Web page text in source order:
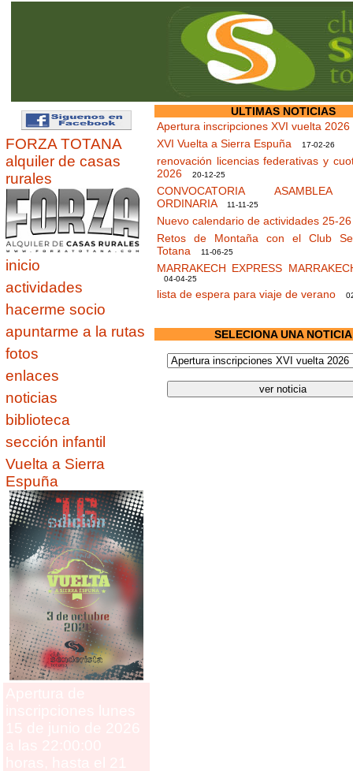
FORZA TOTANA
alquiler de casas
rurales
inicio
actividades
hacerme socio
apuntarme a la rutas
fotos
enlaces
noticias
biblioteca
sección infantil
Vuelta a Sierra
Espuña
ULTIMAS NOTICIAS
Apertura inscripciones XVI vuelta 2026
XVI Vuelta a Sierra Espuña
17-02-26
renovación licencias federativas y
2026
20-12-25
CONVOCATORIA ASAMBLEA
ORDINARIA
11-11-25
Nuevo calendario de actividades 25-
Retos de Montaña con el Club
Totana
11-06-25
MARRAKECH EXPRESS
04-04-25
lista de espera para viaje de verano
SELECIONA UNA NOTICIA